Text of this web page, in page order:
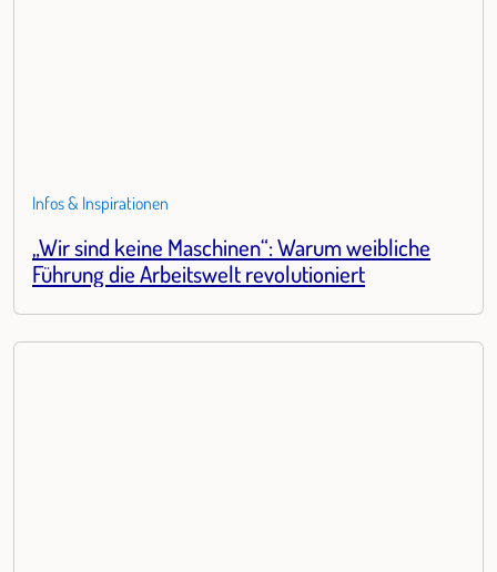
Infos & Inspirationen
„Wir sind keine Maschinen“: Warum weibliche
Führung die Arbeitswelt revolutioniert